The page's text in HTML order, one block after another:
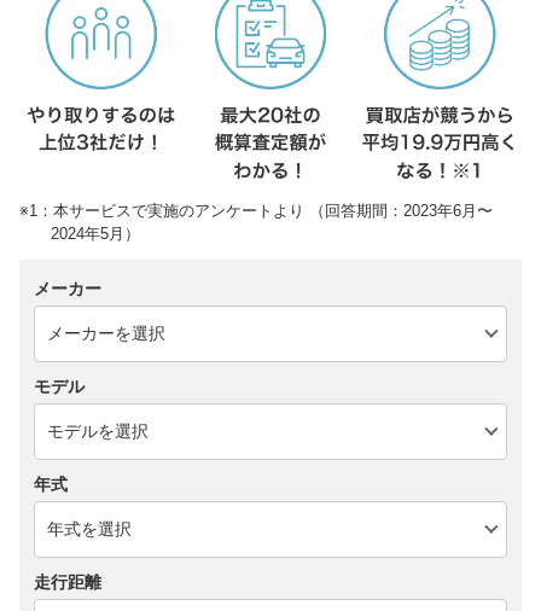
※1：本サービスで実施のアンケートより （回答期間：2023年6月〜
2024年5月）
メーカー
モデル
年式
走行距離